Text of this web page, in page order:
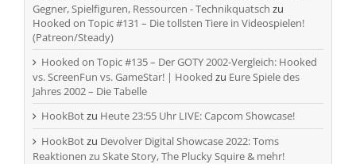
Gegner, Spielfiguren, Ressourcen - Technikquatsch zu
Hooked on Topic #131 – Die tollsten Tiere in Videospielen!
(Patreon/Steady)
Hooked on Topic #135 – Der GOTY 2002-Vergleich: Hooked
vs. ScreenFun vs. GameStar! | Hooked zu Eure Spiele des
Jahres 2002 – Die Tabelle
HookBotzu Heute 23:55 Uhr LIVE: Capcom Showcase!
HookBotzu Devolver Digital Showcase 2022: Toms
Reaktionen zu Skate Story, The Plucky Squire & mehr!